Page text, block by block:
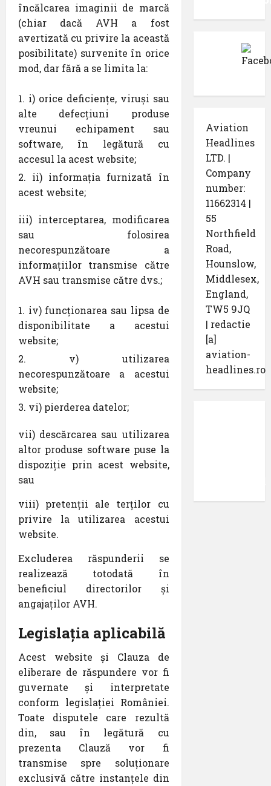
încălcarea imaginii de marcă
(chiar dacă AVH a fost
avertizată cu privire la această
posibilitate) survenite în orice
mod, dar fără a se limita la:
i) orice deficiențe, viruși sau
alte defecțiuni produse
vreunui echipament sau
software, în legătură cu
accesul la acest website;
ii) informația furnizată în
acest website;
iii) interceptarea, modificarea
sau folosirea
necorespunzătoare a
informațiilor transmise către
AVH sau transmise către dvs.;
iv) funcționarea sau lipsa de
disponibilitate a acestui
website;
v) utilizarea
necorespunzătoare a acestui
website;
vi) pierderea datelor;
vii) descărcarea sau utilizarea
altor produse software puse la
dispoziție prin acest website,
sau
viii) pretenții ale terților cu
privire la utilizarea acestui
website.
Excluderea răspunderii se
realizează totodată în
beneficiul directorilor și
angajaților AVH.
Legislația aplicabilă
Acest website și Clauza de
eliberare de răspundere vor fi
guvernate și interpretate
conform legislației României.
Toate disputele care rezultă
din, sau în legătură cu
prezenta Clauză vor fi
transmise spre soluționare
exclusivă către instanțele din
Aviation
Headlines
LTD. |
Company
number:
11662314 |
55
Northfield
Road,
Hounslow,
Middlesex,
England,
TW5 9JQ
| redactie
[a]
aviation-
headlines.ro